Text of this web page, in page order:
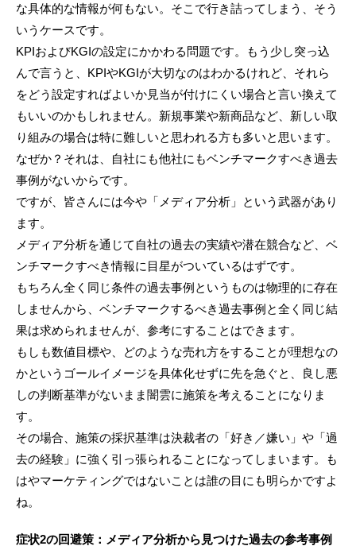
な具体的な情報が何もない。そこで行き詰ってしまう、そう
いうケースです。
KPIおよびKGIの設定にかかわる問題です。もう少し突っ込
んで言うと、KPIやKGIが大切なのはわかるけれど、それら
をどう設定すればよいか見当が付けにくい場合と言い換えて
もいいのかもしれません。新規事業や新商品など、新しい取
り組みの場合は特に難しいと思われる方も多いと思います。
なぜか？それは、自社にも他社にもベンチマークすべき過去
事例がないからです。
ですが、皆さんには今や「メディア分析」という武器があり
ます。
メディア分析を通じて自社の過去の実績や潜在競合など、ベ
ンチマークすべき情報に目星がついているはずです。
もちろん全く同じ条件の過去事例というものは物理的に存在
しませんから、ベンチマークするべき過去事例と全く同じ結
果は求められませんが、参考にすることはできます。
もしも数値目標や、どのような売れ方をすることが理想なの
かというゴールイメージを具体化せずに先を急ぐと、良し悪
しの判断基準がないまま闇雲に施策を考えることになりま
す。
その場合、施策の採択基準は決裁者の「好き／嫌い」や「過
去の経験」に強く引っ張られることになってしまいます。も
はやマーケティングではないことは誰の目にも明らかですよ
ね。
症状2の回避策：メディア分析から見つけた過去の参考事例